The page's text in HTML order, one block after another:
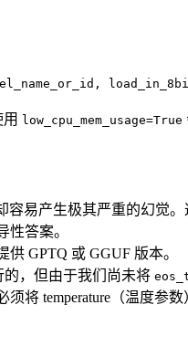
low_cpu_mem_usage=True
易产生极其严重的幻觉
答案。
GPTQ 或 GGUF 版本。
，但由于我们尚未将
temperature（温度参